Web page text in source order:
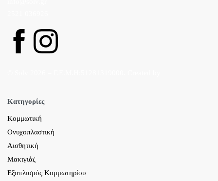
Κατηγορίες
Κομμωτική
Ονυχοπλαστική
Αισθητική
Μακιγιάζ
Εξοπλισμός Κομμωτηρίου